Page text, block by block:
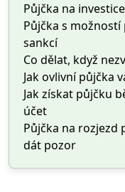
Půjčka na
Půjčka s
sankcí
Co dělat, když
Jak ovlivní půjčka
Jak získat půjčku
účet
Půjčka na rozjezd
dát pozor